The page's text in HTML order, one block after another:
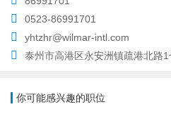
0523-86991701
yhtzhr@wilmar-intl.com
泰州市高港区永安洲镇疏港北路1
你可能感兴趣的职位